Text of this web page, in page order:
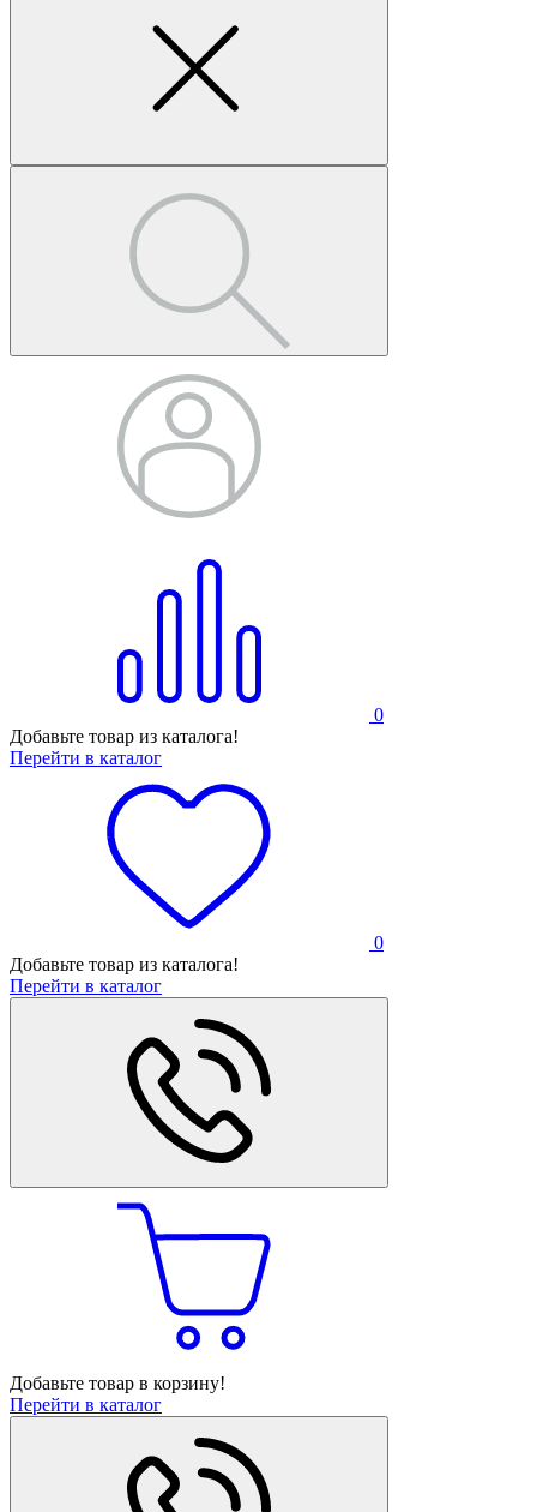
0
Добавьте товар из каталога!
Перейти в каталог
0
Добавьте товар из каталога!
Перейти в каталог
Добавьте товар в корзину!
Перейти в каталог